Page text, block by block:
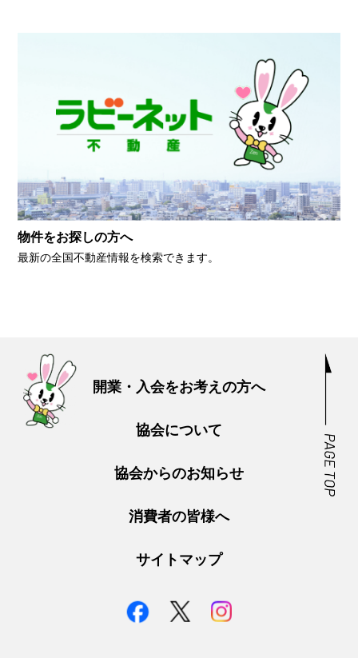
物件をお探しの方へ
最新の全国不動産情報を検索できます。
開業・入会をお考えの方へ
協会について
協会からのお知らせ
消費者の皆様へ
サイトマップ